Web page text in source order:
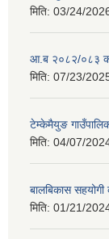
मिति: 03/24/
आ.ब २०८२/०८३
मिति: 07/23/
टेम्केमैयुङ
मिति: 04/07/
बालबिकास सहयोगी
मिति: 01/21/